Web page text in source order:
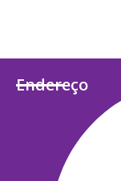
Endereço